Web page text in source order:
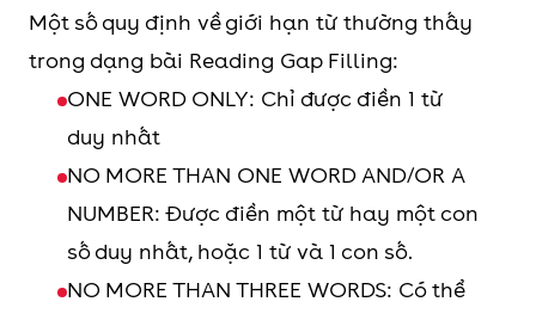
Một số quy định về giới hạn từ thường thấy
trong dạng bài Reading Gap Filling:
ONE WORD ONLY: Chỉ được điền 1 từ
duy nhất
NO MORE THAN ONE WORD AND/OR A
NUMBER: Được điền một từ hay một con
số duy nhất, hoặc 1 từ và 1 con số.
NO MORE THAN THREE WORDS: Có thể